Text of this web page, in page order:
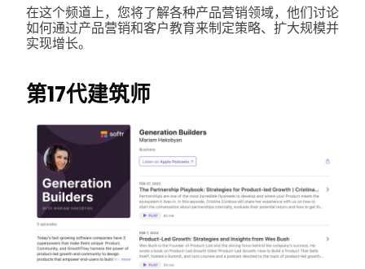
在这个频道上，您将了解各种产品营销领域，他们讨论
如何通过产品营销和客户教育来制定策略、扩大规模并
实现增长。
第17代建筑师